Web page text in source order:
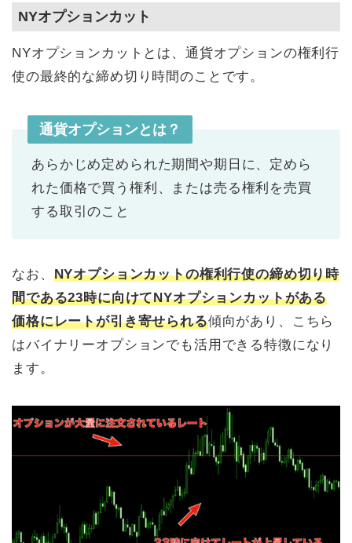
NYオプションカット
NYオプションカットとは、通貨オプションの権利行
使の最終的な締め切り時間のことです。
通貨オプションとは？
あらかじめ定められた期間や期日に、定めら
れた価格で買う権利、または売る権利を売買
する取引のこと
なお、 NYオプションカットの権利行使の締め切り時
間である23時に向けてNYオプションカットがある
価格にレートが引き寄せられる傾向があり、こちら
はバイナリーオプションでも活用できる特徴になり
ます。